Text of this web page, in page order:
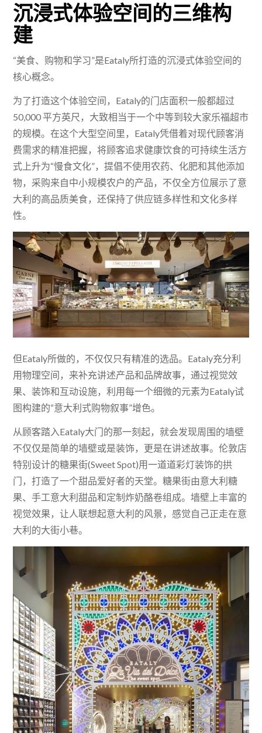
沉浸式体验空间的三维构
建
“美食、购物和学习”是Eataly所打造的沉浸式体验空间的
核心概念。
为了打造这个体验空间，Eataly的门店面积一般都超过
50,000 平方英尺，大致相当于一个中等到较大家乐福超市
的规模。在这个大型空间里，Eataly凭借着对现代顾客消
费需求的精准把握，将顾客追求健康饮食的可持续生活方
式上升为“慢食文化”，提倡不使用农药、化肥和其他添加
物，采购来自中小规模农户的产品，不仅全方位展示了意
大利的高品质美食，还保持了供应链多样性和文化多样
性。
但Eataly所做的，不仅仅只有精准的选品。Eataly充分利
用物理空间，来补充讲述产品和品牌故事，通过视觉效
果、装饰和互动设施，利用每一个细微的元素为Eataly试
图构建的“意大利式购物叙事”增色。
从顾客踏入Eataly大门的那一刻起，就会发现周围的墙壁
不仅仅是简单的墙壁或是装饰，更是在讲述故事。伦敦店
特别设计的糖果街(Sweet Spot)用一道道彩灯装饰的拱
门，打造了一个甜品爱好者的天堂。糖果街由意大利糖
果、手工意大利甜品和定制炸奶酪卷组成。墙壁上丰富的
视觉效果，让人联想起意大利的风景，感觉自己正走在意
大利的大街小巷。